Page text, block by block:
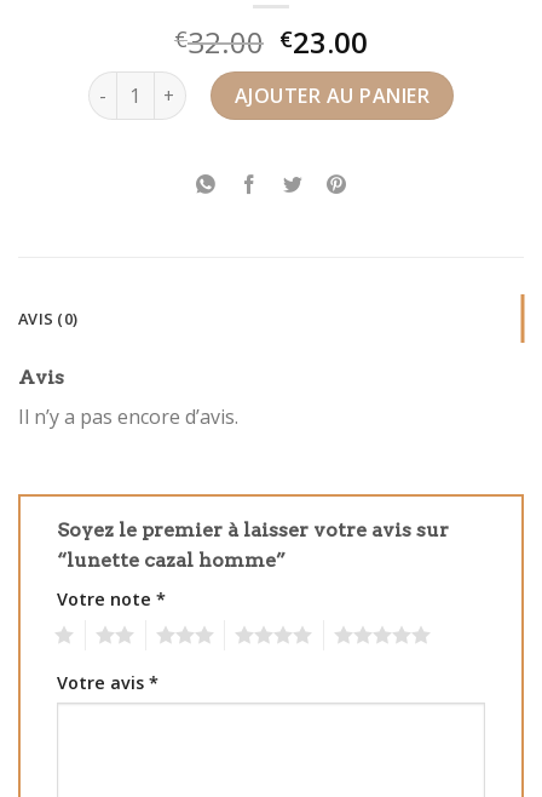
€32.00 €23.00
quantité de lunette cazal homme
AJOUTER AU PANIER
AVIS (0)
Avis
Il n’y a pas encore d’avis.
Soyez le premier à laisser votre avis sur
“lunette cazal homme”
Votre note *
Votre avis *